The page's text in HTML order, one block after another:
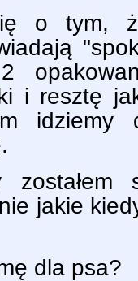
o tym,
i resztę
idziemy
jakie
dla psa?